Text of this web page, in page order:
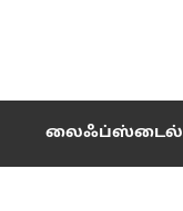
லைஃப்ஸ்டைல்